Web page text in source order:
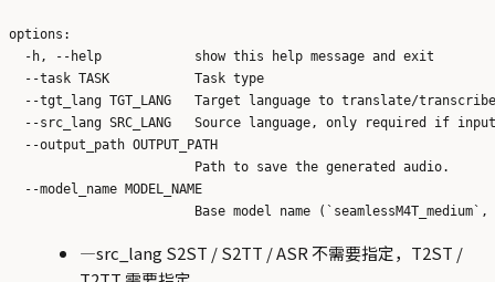
options:
  -h, --help            show this help message and exit
  --task TASK           Task type
--tgt_lang TGT_LANG   Target language to translate/
--src_lang SRC_LANG   Source language, only required if
  --output_path OUTPUT_PATH
                        Path to save the generated audio.
  --model_name MODEL_NAME
—src_lang S2ST / S2TT / ASR 不需要指定，T2ST /